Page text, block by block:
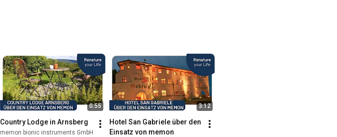
0:55
Country Lodge in Arnsberg
memon bionic instruments GmbH
3:12
Hotel San Gabriele über den
Einsatz von memon